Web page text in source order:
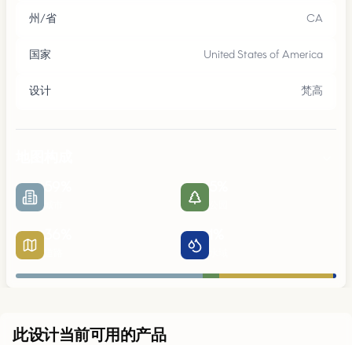
州/省 CA
国家 United States of America
设计 梵高
此设计当前可用的产品